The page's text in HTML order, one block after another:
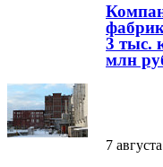
3 тыс.
млн
7 августа